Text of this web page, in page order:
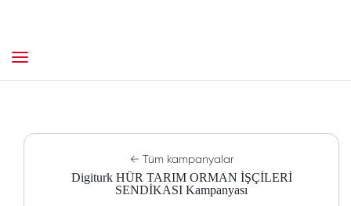
← Tüm kampanyalar
Digiturk HÜR TARIM ORMAN İŞÇİLERİ
SENDİKASI Kampanyası